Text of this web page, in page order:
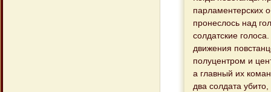
парламентерских
пронеслось над
солдатские
движения
полуцентром и
а главный их
два солдата